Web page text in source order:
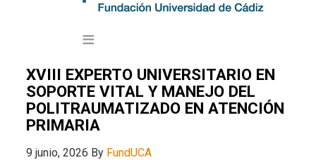
XVIII EXPERTO UNIVERSITARIO EN
SOPORTE VITAL Y MANEJO DEL
POLITRAUMATIZADO EN ATENCIÓN
PRIMARIA
9 junio, 2026 By FundUCA